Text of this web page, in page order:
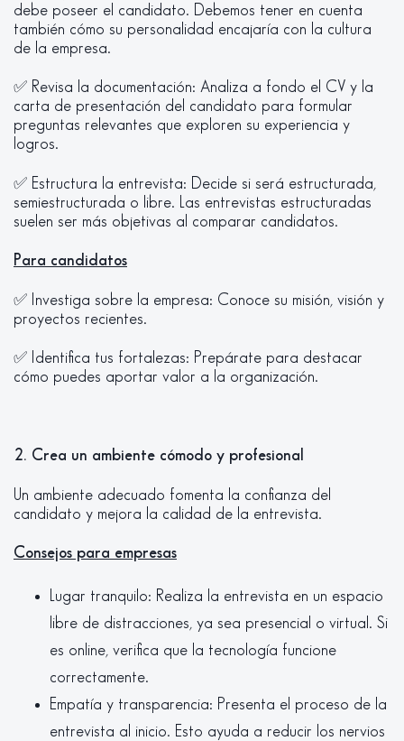
debe poseer el candidato. Debemos tener en cuenta
también cómo su personalidad encajaría con la cultura
de la empresa.
✅ Revisa la documentación: Analiza a fondo el CV y la
carta de presentación del candidato para formular
preguntas relevantes que exploren su experiencia y
logros.
✅ Estructura la entrevista: Decide si será estructurada,
semiestructurada o libre. Las entrevistas estructuradas
suelen ser más objetivas al comparar candidatos.
Para candidatos
✅ Investiga sobre la empresa: Conoce su misión, visión y
proyectos recientes.
✅ Identifica tus fortalezas: Prepárate para destacar
cómo puedes aportar valor a la organización.
2. Crea un ambiente cómodo y profesional
Un ambiente adecuado fomenta la confianza del
candidato y mejora la calidad de la entrevista.
Consejos para empresas
Lugar tranquilo: Realiza la entrevista en un espacio
libre de distracciones, ya sea presencial o virtual. Si
es online, verifica que la tecnología funcione
correctamente.
Empatía y transparencia: Presenta el proceso de la
entrevista al inicio. Esto ayuda a reducir los nervios